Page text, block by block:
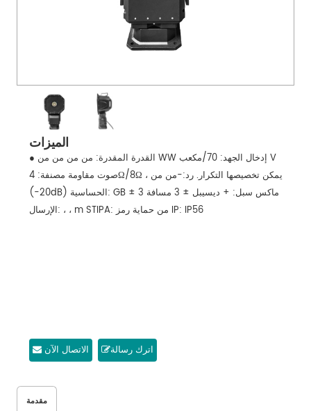
الميزات
● القدرة المقدرة: من من من من WW إدخال الجهد: 70/مكعب V
صوت مقاومة مصنفة: 4Ω/8Ω ، يمكن تخصيصها التكرار. رد:-من من
(-20dB) الحساسية: GB ± 3 ماكس سبل: + ديسيبل ± 3 مسافة
الإرسال: ، ، m STIPA: من حماية رمز IP: IP56
الاتصال الآن اترك رسالة
مقدمة